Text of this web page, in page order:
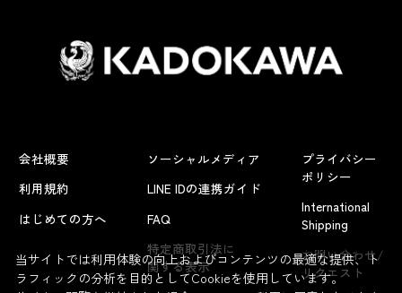
よくあるお問い合わせ
会社概要
利用規約
はじめての方へ
ソーシャルメディア
LINE IDの連携ガイド
FAQ
特定商取引法に
関する表示
プライバシー
ポリシー
International
Shipping
お問い合わせ/
リクエスト
当サイトでは利用体験の向上およびコンテンツの最適な提供、ト
ラフィックの分析を目的としてCookieを使用しています。